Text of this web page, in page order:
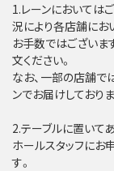
1.レーンにおいては
況により各店舗にお
お手数ではございま
文ください。
なお、一部の店舗で
ンでお届けしておりま
2.テーブルに置いて
ホールスタッフにお
す。